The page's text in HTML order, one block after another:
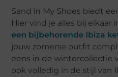
Sand in My Shoes biedt
Hier vind je alles bij
een bijbehorende Ibiza
jouw zomerse outfit
eens in de wintercollectie
ook volledig in de stijl van